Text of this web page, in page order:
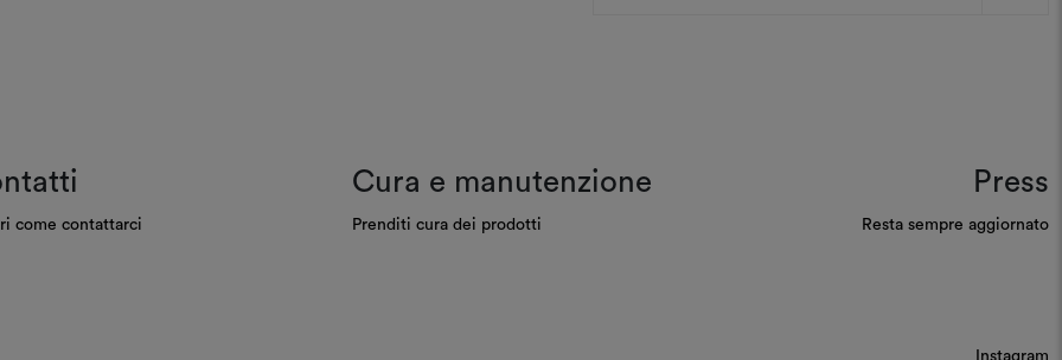
come contattarci
Cura e manutenzione
Prenditi cura dei prodotti
Press
Resta sempre aggiornato
Instagram